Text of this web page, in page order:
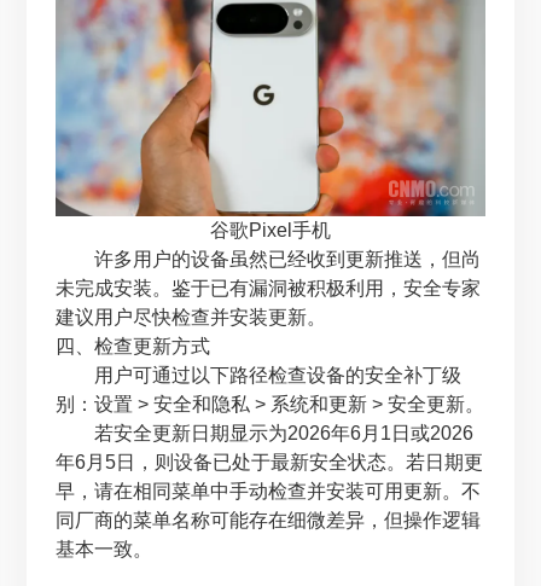
谷歌Pixel手机
许多用户的设备虽然已经收到更新推送，但尚
未完成安装。鉴于已有漏洞被积极利用，安全专家
建议用户尽快检查并安装更新。
四、检查更新方式
用户可通过以下路径检查设备的安全补丁级
别：设置 > 安全和隐私 > 系统和更新 > 安全更新。
若安全更新日期显示为2026年6月1日或2026
年6月5日，则设备已处于最新安全状态。若日期更
早，请在相同菜单中手动检查并安装可用更新。不
同厂商的菜单名称可能存在细微差异，但操作逻辑
基本一致。